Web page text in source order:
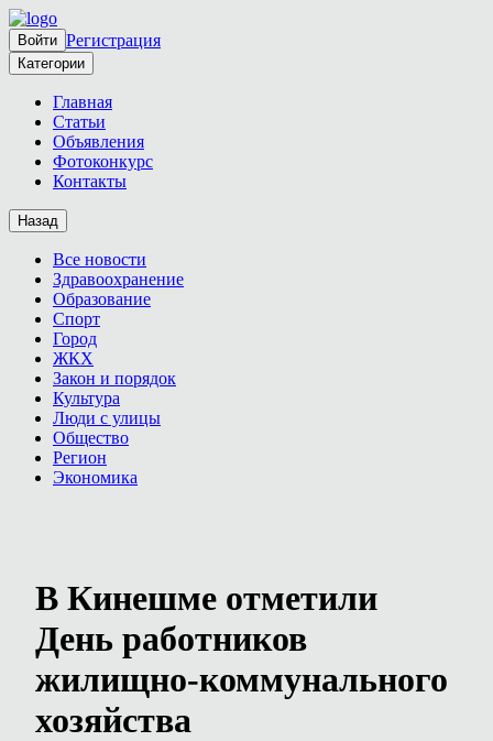
Войти Регистрация
Категории
Главная
Статьи
Объявления
Фотоконкурс
Контакты
Назад
Все новости
Здравоохранение
Образование
Спорт
Город
ЖКХ
Закон и порядок
Культура
Люди с улицы
Общество
Регион
Экономика
В Кинешме отметили
День работников
жилищно-коммунального
хозяйства